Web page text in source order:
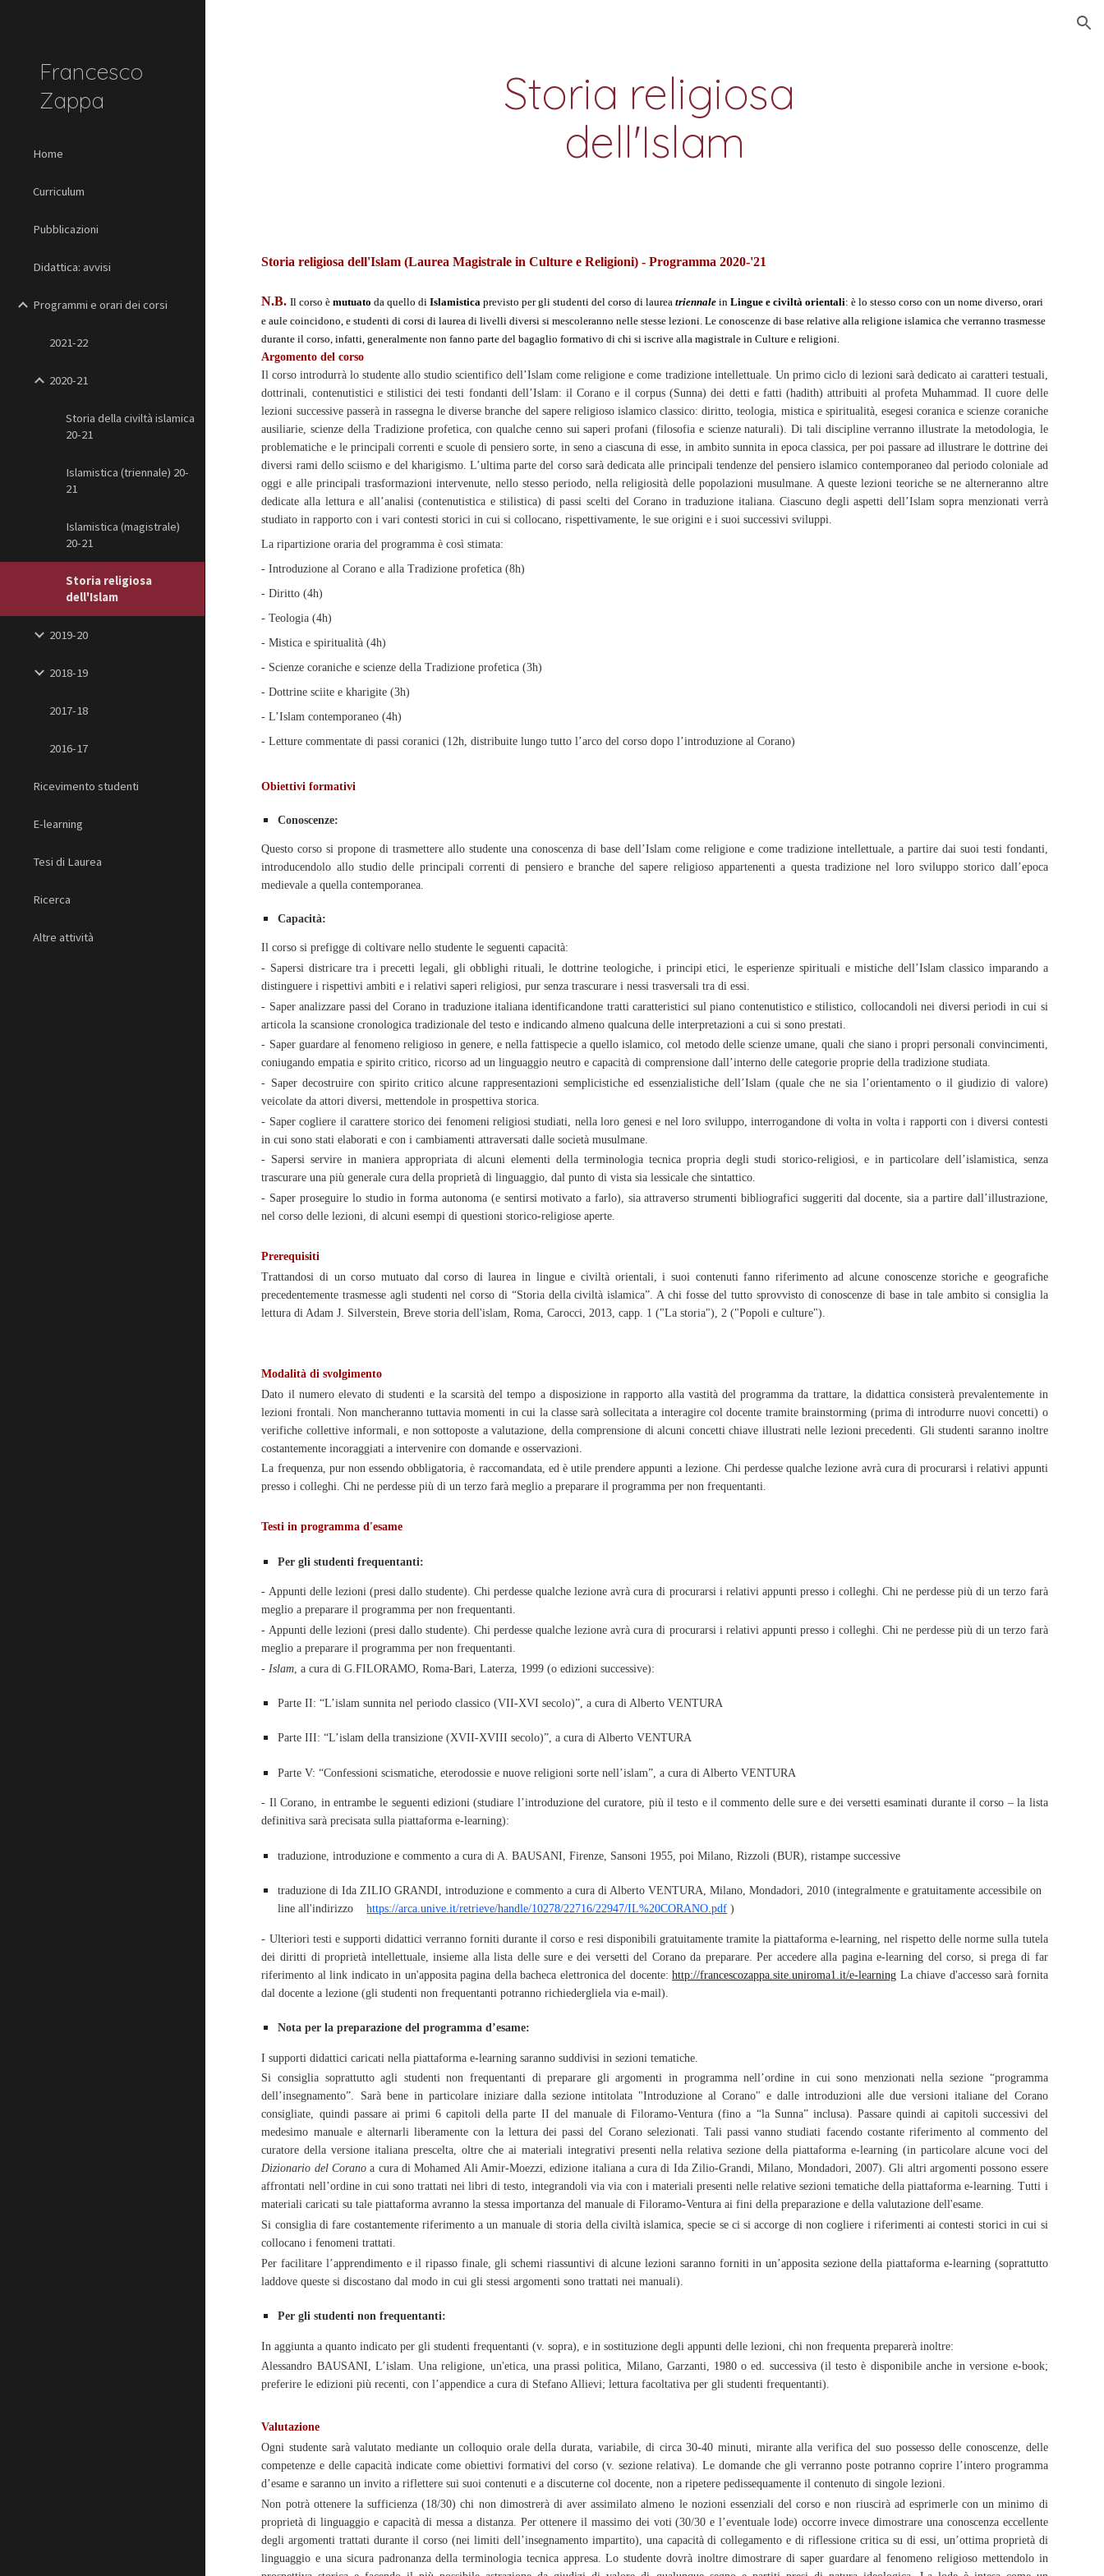
Francesco
Zappa
Home
Curriculum
Pubblicazioni
Didattica: avvisi
Programmi e orari dei corsi
2021-22
2020-21
Storia della civiltà islamica
20-21
Islamistica (triennale) 20-
21
Islamistica (magistrale)
20-21
Storia religiosa
dell'Islam
2019-20
2018-19
2017-18
2016-17
Ricevimento studenti
E-learning
Tesi di Laurea
Ricerca
Altre attività
Storia religiosa
dell'Islam
Storia religiosa dell'Islam (Laurea Magistrale in Culture e Religioni) - Programma 2020-'21
N.B. Il corso è mutuato da quello di Islamistica previsto per gli studenti del corso di laurea triennale in Lingue e civiltà orientali: è lo stesso corso con un nome diverso, orari
e aule coincidono, e studenti di corsi di laurea di livelli diversi si mescoleranno nelle stesse lezioni. Le conoscenze di base relative alla religione islamica che verranno trasmesse
durante il corso, infatti, generalmente non fanno parte del bagaglio formativo di chi si iscrive alla magistrale in Culture e religioni.
Argomento del corso
Il corso introdurrà lo studente allo studio scientifico dell’Islam come religione e come tradizione intellettuale. Un primo ciclo di lezioni sarà dedicato ai caratteri testuali,
dottrinali, contenutistici e stilistici dei testi fondanti dell’Islam: il Corano e il corpus (Sunna) dei detti e fatti (hadith) attribuiti al profeta Muhammad. Il cuore delle
lezioni successive passerà in rassegna le diverse branche del sapere religioso islamico classico: diritto, teologia, mistica e spiritualità, esegesi coranica e scienze coraniche
ausiliarie, scienze della Tradizione profetica, con qualche cenno sui saperi profani (filosofia e scienze naturali). Di tali discipline verranno illustrate la metodologia, le
problematiche e le principali correnti e scuole di pensiero sorte, in seno a ciascuna di esse, in ambito sunnita in epoca classica, per poi passare ad illustrare le dottrine dei
diversi rami dello sciismo e del kharigismo. L’ultima parte del corso sarà dedicata alle principali tendenze del pensiero islamico contemporaneo dal periodo coloniale ad
oggi e alle principali trasformazioni intervenute, nello stesso periodo, nella religiosità delle popolazioni musulmane. A queste lezioni teoriche se ne alterneranno altre
dedicate alla lettura e all’analisi (contenutistica e stilistica) di passi scelti del Corano in traduzione italiana. Ciascuno degli aspetti dell’Islam sopra menzionati verrà
studiato in rapporto con i vari contesti storici in cui si collocano, rispettivamente, le sue origini e i suoi successivi sviluppi.
La ripartizione oraria del programma è così stimata:
- Introduzione al Corano e alla Tradizione profetica (8h)
- Diritto (4h)
- Teologia (4h)
- Mistica e spiritualità (4h)
- Scienze coraniche e scienze della Tradizione profetica (3h)
- Dottrine sciite e kharigite (3h)
- L’Islam contemporaneo (4h)
- Letture commentate di passi coranici (12h, distribuite lungo tutto l’arco del corso dopo l’introduzione al Corano)
Obiettivi formativi
Conoscenze:
Questo corso si propone di trasmettere allo studente una conoscenza di base dell’Islam come religione e come tradizione intellettuale, a partire dai suoi testi fondanti,
introducendolo allo studio delle principali correnti di pensiero e branche del sapere religioso appartenenti a questa tradizione nel loro sviluppo storico dall’epoca
medievale a quella contemporanea.
Capacità:
Il corso si prefigge di coltivare nello studente le seguenti capacità:
- Sapersi districare tra i precetti legali, gli obblighi rituali, le dottrine teologiche, i principi etici, le esperienze spirituali e mistiche dell’Islam classico imparando a
distinguere i rispettivi ambiti e i relativi saperi religiosi, pur senza trascurare i nessi trasversali tra di essi.
- Saper analizzare passi del Corano in traduzione italiana identificandone tratti caratteristici sul piano contenutistico e stilistico, collocandoli nei diversi periodi in cui si
articola la scansione cronologica tradizionale del testo e indicando almeno qualcuna delle interpretazioni a cui si sono prestati.
- Saper guardare al fenomeno religioso in genere, e nella fattispecie a quello islamico, col metodo delle scienze umane, quali che siano i propri personali convincimenti,
coniugando empatia e spirito critico, ricorso ad un linguaggio neutro e capacità di comprensione dall’interno delle categorie proprie della tradizione studiata.
- Saper decostruire con spirito critico alcune rappresentazioni semplicistiche ed essenzialistiche dell’Islam (quale che ne sia l’orientamento o il giudizio di valore)
veicolate da attori diversi, mettendole in prospettiva storica.
- Saper cogliere il carattere storico dei fenomeni religiosi studiati, nella loro genesi e nel loro sviluppo, interrogandone di volta in volta i rapporti con i diversi contesti
in cui sono stati elaborati e con i cambiamenti attraversati dalle società musulmane.
- Sapersi servire in maniera appropriata di alcuni elementi della terminologia tecnica propria degli studi storico-religiosi, e in particolare dell’islamistica, senza
trascurare una più generale cura della proprietà di linguaggio, dal punto di vista sia lessicale che sintattico.
- Saper proseguire lo studio in forma autonoma (e sentirsi motivato a farlo), sia attraverso strumenti bibliografici suggeriti dal docente, sia a partire dall’illustrazione,
nel corso delle lezioni, di alcuni esempi di questioni storico-religiose aperte.
Prerequisiti
Trattandosi di un corso mutuato dal corso di laurea in lingue e civiltà orientali, i suoi contenuti fanno riferimento ad alcune conoscenze storiche e geografiche
precedentemente trasmesse agli studenti nel corso di “Storia della civiltà islamica”. A chi fosse del tutto sprovvisto di conoscenze di base in tale ambito si consiglia la
lettura di Adam J. Silverstein, Breve storia dell'islam, Roma, Carocci, 2013, capp. 1 ("La storia"), 2 ("Popoli e culture").
Modalità di svolgimento
Dato il numero elevato di studenti e la scarsità del tempo a disposizione in rapporto alla vastità del programma da trattare, la didattica consisterà prevalentemente in
lezioni frontali. Non mancheranno tuttavia momenti in cui la classe sarà sollecitata a interagire col docente tramite brainstorming (prima di introdurre nuovi concetti) o
verifiche collettive informali, e non sottoposte a valutazione, della comprensione di alcuni concetti chiave illustrati nelle lezioni precedenti. Gli studenti saranno inoltre
costantemente incoraggiati a intervenire con domande e osservazioni.
La frequenza, pur non essendo obbligatoria, è raccomandata, ed è utile prendere appunti a lezione. Chi perdesse qualche lezione avrà cura di procurarsi i relativi appunti
presso i colleghi. Chi ne perdesse più di un terzo farà meglio a preparare il programma per non frequentanti.
Testi in programma d'esame
Per gli studenti frequentanti:
- Appunti delle lezioni (presi dallo studente). Chi perdesse qualche lezione avrà cura di procurarsi i relativi appunti presso i colleghi. Chi ne perdesse più di un terzo farà
meglio a preparare il programma per non frequentanti.
- Appunti delle lezioni (presi dallo studente). Chi perdesse qualche lezione avrà cura di procurarsi i relativi appunti presso i colleghi. Chi ne perdesse più di un terzo farà
meglio a preparare il programma per non frequentanti.
- Islam , a cura di G.FILORAMO, Roma-Bari, Laterza, 1999 (o edizioni successive):
Parte II: “L’islam sunnita nel periodo classico (VII-XVI secolo)”, a cura di Alberto VENTURA
Parte III: “L’islam della transizione (XVII-XVIII secolo)”, a cura di Alberto VENTURA
Parte V: “Confessioni scismatiche, eterodossie e nuove religioni sorte nell’islam”, a cura di Alberto VENTURA
- Il Corano, in entrambe le seguenti edizioni (studiare l’introduzione del curatore, più il testo e il commento delle sure e dei versetti esaminati durante il corso – la lista
definitiva sarà precisata sulla piattaforma e-learning):
traduzione, introduzione e commento a cura di A. BAUSANI, Firenze, Sansoni 1955, poi Milano, Rizzoli (BUR), ristampe successive
traduzione di Ida ZILIO GRANDI, introduzione e commento a cura di Alberto VENTURA, Milano, Mondadori, 2010 (integralmente e gratuitamente accessibile on
line all'indirizzo https://arca.unive.it/retrieve/handle/10278/22716/22947/IL%20CORANO.pdf )
- Ulteriori testi e supporti didattici verranno forniti durante il corso e resi disponibili gratuitamente tramite la piattaforma e-learning, nel rispetto delle norme sulla tutela
dei diritti di proprietà intellettuale, insieme alla lista delle sure e dei versetti del Corano da preparare. Per accedere alla pagina e-learning del corso, si prega di far
riferimento al link indicato in un'apposita pagina della bacheca elettronica del docente:http://francescozappa.site.uniroma1.it/e-learning La chiave d'accesso sarà fornita
dal docente a lezione (gli studenti non frequentanti potranno richiedergliela via e-mail).
Nota per la preparazione del programma d’esame:
I supporti didattici caricati nella piattaforma e-learning saranno suddivisi in sezioni tematiche.
Si consiglia soprattutto agli studenti non frequentanti di preparare gli argomenti in programma nell’ordine in cui sono menzionati nella sezione “programma
dell’insegnamento”. Sarà bene in particolare iniziare dalla sezione intitolata "Introduzione al Corano" e dalle introduzioni alle due versioni italiane del Corano
consigliate, quindi passare ai primi 6 capitoli della parte II del manuale di Filoramo-Ventura (fino a “la Sunna” inclusa). Passare quindi ai capitoli successivi del
medesimo manuale e alternarli liberamente con la lettura dei passi del Corano selezionati. Tali passi vanno studiati facendo costante riferimento al commento del
curatore della versione italiana prescelta, oltre che ai materiali integrativi presenti nella relativa sezione della piattaforma e-learning (in particolare alcune voci del
Dizionario del Corano a cura di Mohamed Ali Amir-Moezzi, edizione italiana a cura di Ida Zilio-Grandi, Milano, Mondadori, 2007). Gli altri argomenti possono essere
affrontati nell’ordine in cui sono trattati nei libri di testo, integrandoli via via con i materiali presenti nelle relative sezioni tematiche della piattaforma e-learning. Tutti i
materiali caricati su tale piattaforma avranno la stessa importanza del manuale di Filoramo-Ventura ai fini della preparazione e della valutazione dell'esame.
Si consiglia di fare costantemente riferimento a un manuale di storia della civiltà islamica, specie se ci si accorge di non cogliere i riferimenti ai contesti storici in cui si
collocano i fenomeni trattati.
Per facilitare l’apprendimento e il ripasso finale, gli schemi riassuntivi di alcune lezioni saranno forniti in un’apposita sezione della piattaforma e-learning (soprattutto
laddove queste si discostano dal modo in cui gli stessi argomenti sono trattati nei manuali).
Per gli studenti non frequentanti:
In aggiunta a quanto indicato per gli studenti frequentanti (v. sopra), e in sostituzione degli appunti delle lezioni, chi non frequenta preparerà inoltre:
Alessandro BAUSANI, L’islam. Una religione, un'etica, una prassi politica, Milano, Garzanti, 1980 o ed. successiva (il testo è disponibile anche in versione e-book;
preferire le edizioni più recenti, con l’appendice a cura di Stefano Allievi; lettura facoltativa per gli studenti frequentanti).
Valutazione
Ogni studente sarà valutato mediante un colloquio orale della durata, variabile, di circa 30-40 minuti, mirante alla verifica del suo possesso delle conoscenze, delle
competenze e delle capacità indicate come obiettivi formativi del corso (v. sezione relativa). Le domande che gli verranno poste potranno coprire l’intero programma
d’esame e saranno un invito a riflettere sui suoi contenuti e a discuterne col docente, non a ripetere pedissequamente il contenuto di singole lezioni.
Non potrà ottenere la sufficienza (18/30) chi non dimostrerà di aver assimilato almeno le nozioni essenziali del corso e non riuscirà ad esprimerle con un minimo di
proprietà di linguaggio e capacità di messa a distanza. Per ottenere il massimo dei voti (30/30 e l’eventuale lode) occorre invece dimostrare una conoscenza eccellente
degli argomenti trattati durante il corso (nei limiti dell’insegnamento impartito), una capacità di collegamento e di riflessione critica su di essi, un’ottima proprietà di
linguaggio e una sicura padronanza della terminologia tecnica appresa. Lo studente dovrà inoltre dimostrare di saper guardare al fenomeno religioso mettendolo in